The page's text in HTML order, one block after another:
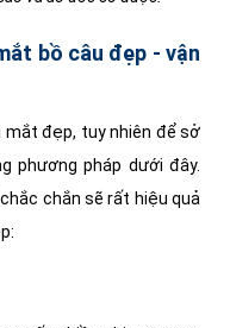
bồ câu đẹp - vận
mắt đẹp, tuy nhiên để sở
phương pháp dưới đây.
chắn sẽ rất hiệu quả